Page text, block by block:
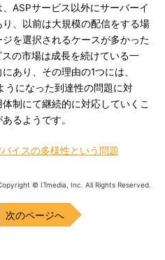
ASPサービス以外にサーバーイ
、以前は大規模の配信をする場
を選択されるケースが多かった
の市場は成長を続けている一
あり、その理由の1つには、
うになった到達性の問題に対
制にて継続的に対応していくこ
るようです。
イスの多様性という問題
© ITmedia, Inc. All Rights Reserved.
次のページへ